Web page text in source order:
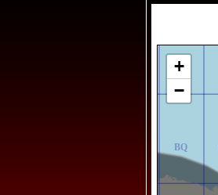
BQ
BR
+
−